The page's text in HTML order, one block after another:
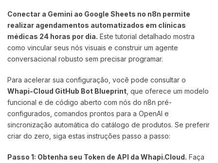
Conectar a Gemini ao Google Sheets no n8n permite
realizar agendamentos automatizados em clínicas
médicas 24 horas por dia. Este tutorial detalhado mostra
como vincular seus nós visuais e construir um agente
conversacional robusto sem precisar programar.
Para acelerar sua configuração, você pode consultar o
Whapi-Cloud GitHub Bot Blueprint , que oferece um modelo
funcional e de código aberto com nós do n8n pré-
configurados, comandos prontos para a OpenAI e
sincronização automática do catálogo de produtos. Se preferir
criar do zero, siga estas instruções passo a passo:
Passo 1: Obtenha seu Token de API da Whapi.Cloud. Faça